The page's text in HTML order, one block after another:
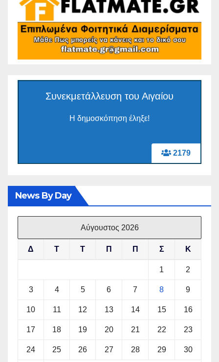
2179
Συνεκμετάλλευση του Αιγαίου
Η δημοσκόπηση έληξε!
News By Day
Αύγουστος 2026
Δ Τ Τ Π Π Σ Κ
1 2
3 4 5 6 7 8 9
10 11 12 13 14 15 16
17 18 19 20 21 22 23
24 25 26 27 28 29 30